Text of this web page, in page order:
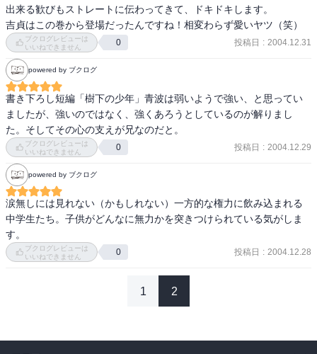
出来る歓びもストレートに伝わってきて、ドキドキします。
吉貞はこの巻から登場だったんですね！相変わらず愛いヤツ（笑）
ブクログレビューは
いいねできません
0 投稿日 : 2004.12.31
powered by ブクログ
書き下ろし短編「樹下の少年」青波は弱いようで強い、と思ってい
ましたが、強いのではなく、強くあろうとしているのが解りまし
た。そしてその心の支えが兄なのだと。
ブクログレビューは
いいねできません
0 投稿日 : 2004.12.29
powered by ブクログ
涙無しには見れない（かもしれない）一方的な権力に飲み込まれる
中学生たち。子供がどんなに無力かを突きつけられている気がしま
す。
ブクログレビューは
いいねできません
0 投稿日 : 2004.12.28
1 2